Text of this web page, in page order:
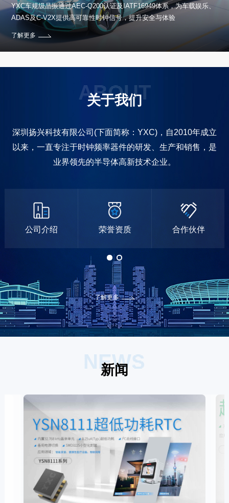
YXC车规级晶振通过AEC-Q200认证及IATF16949体系，为车载娱乐、
ADAS及C-V2X提供高可靠性时钟信号，提升安全与体验
了解更多
ABOUT
关于我们
深圳扬兴科技有限公司(下面简称：YXC)，自2010年成立
以来，一直专注于时钟频率器件的研发、生产和销售，是
业界领先的半导体高新技术企业。
公司介绍 荣誉资质 合作伙伴
了解更多
NEWS
新闻